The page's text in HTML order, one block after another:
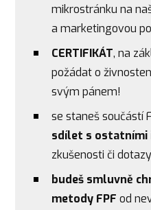
mikrostránku na
a marketingovou
CERTIFIKÁT, na
požádat o
svým pánem!
se staneš součástí
sdílet s
zkušenosti či dotazy
budeš smluvně
metody FPF od